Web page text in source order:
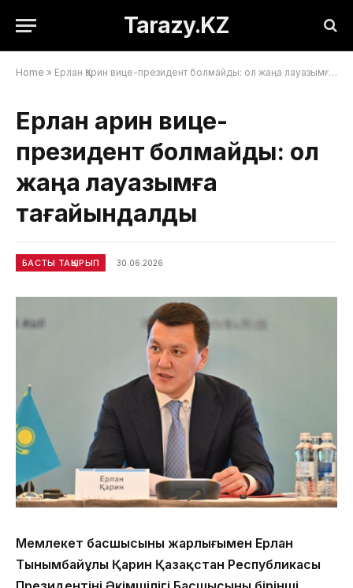
Tarazy.KZ
Home » Ерлан Қарин вице-президент болмайды: ол жаңа лауазымға тағайындалды
Ерлан Қарин вице-
президент болмайды: ол
жаңа лауазымға
тағайындалды
БАСТЫ ТАҚЫРЫП 30.06.2026
Мемлекет басшысының жарлығымен Ерлан
Тынымбайұлы Қарин Қазақстан Республикасы